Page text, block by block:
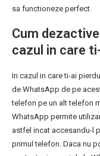
sa functioneze perfect.
Cum
cazul in care
In cazul in care ti-ai
de WhatsApp de pe
telefon pe un alt telefon
WhatsApp permite
astfel incat accesandu-l
primul telefon. Daca nu